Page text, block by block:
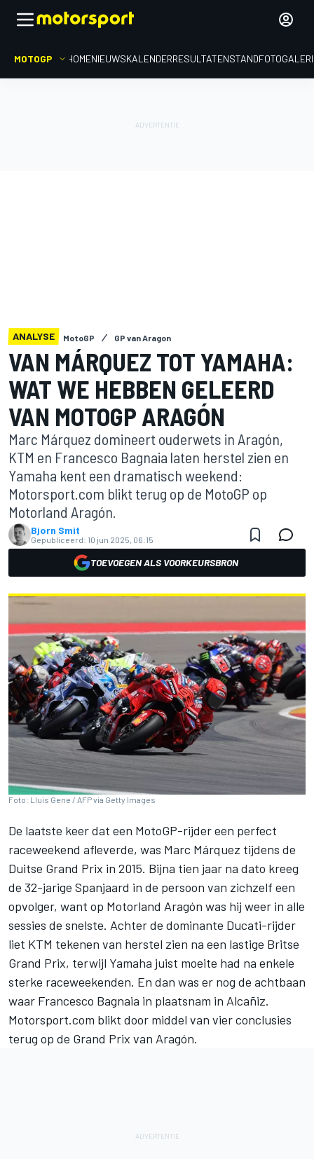
MOTOGP HOMENIEUWSKALENDERRESULTATENSTAND
ANALYSE MotoGP GP van Aragon
VAN MÁRQUEZ TOT YAMAHA:
WAT WE HEBBEN GELEERD
VAN MOTOGP ARAGÓN
Marc Márquez domineert ouderwets in Aragón,
KTM en Francesco Bagnaia laten herstel zien en
Yamaha kent een dramatisch weekend:
Motorsport.com blikt terug op de MotoGP op
Motorland Aragón.
Bjorn Smit
Gepubliceerd: 10 jun 2025, 06:15
TOEVOEGEN ALS VOORKEURSBRON
Foto: Lluis Gene / AFP via Getty Images
De laatste keer dat een MotoGP-rijder een perfect
raceweekend afleverde, was Marc Márquez tijdens de
Duitse Grand Prix in 2015. Bijna tien jaar na dato kreeg
de 32-jarige Spanjaard in de persoon van zichzelf een
opvolger, want op Motorland Aragón was hij weer in alle
sessies de snelste. Achter de dominante Ducati-rijder
liet KTM tekenen van herstel zien na een lastige Britse
Grand Prix, terwijl Yamaha juist moeite had na enkele
sterke raceweekenden. En dan was er nog de achtbaan
waar Francesco Bagnaia in plaatsnam in Alcañiz.
Motorsport.com blikt door middel van vier conclusies
terug op de Grand Prix van Aragón.